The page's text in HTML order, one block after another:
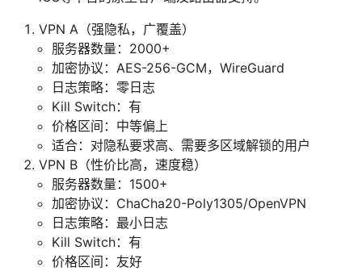
VPN A（强隐私，广覆盖）
服务器数量：2000+
加密协议：AES-256-GCM，WireGuard
日志策略：零日志
Kill Switch：有
价格区间：中等偏上
适合：对隐私要求高、需要多区域解锁的用户
VPN B（性价比高，速度稳）
服务器数量：1500+
加密协议：ChaCha20-Poly1305/OpenVPN
日志策略：最小日志
Kill Switch：有
价格区间：友好